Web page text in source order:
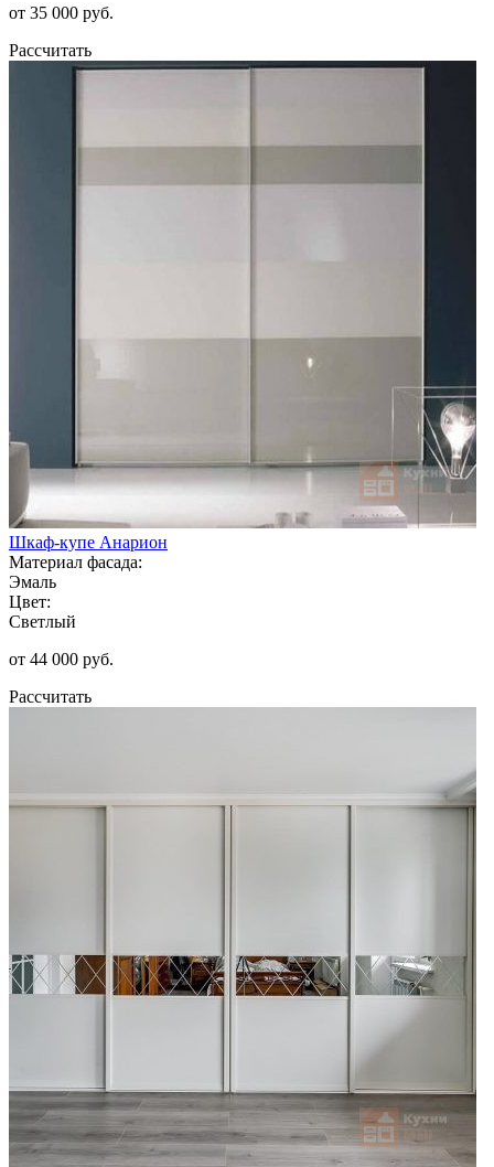
от 35 000 руб.
Рассчитать
Шкаф-купе Анарион
Материал фасада:
Эмаль
Цвет:
Светлый
от 44 000 руб.
Рассчитать